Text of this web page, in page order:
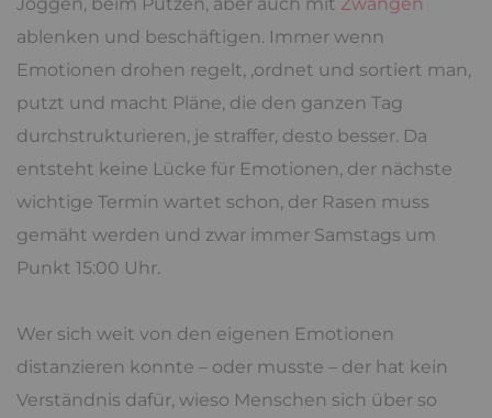
ablenken und beschäftigen. Immer wenn
Emotionen drohen regelt, ,ordnet und sortiert man,
putzt und macht Pläne, die den ganzen Tag
durchstrukturieren, je straffer, desto besser. Da
entsteht keine Lücke für Emotionen, der nächste
wichtige Termin wartet schon, der Rasen muss
gemäht werden und zwar immer Samstags um
Punkt 15:00 Uhr.
Wer sich weit von den eigenen Emotionen
distanzieren konnte – oder musste – der hat kein
Verständnis dafür, wieso Menschen sich über so